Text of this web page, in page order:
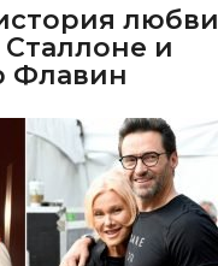
любви
и
Флавин